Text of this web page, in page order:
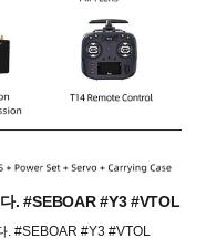
. #SEBOAR #Y3 #VTOL
. #SEBOAR #Y3 #VTOL